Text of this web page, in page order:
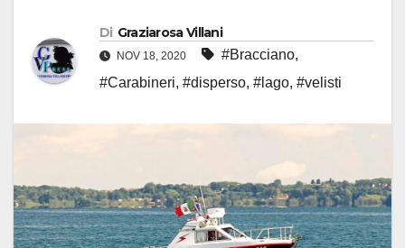
Di Graziarosa Villani
NOV 18, 2020 #Bracciano,
#Carabineri, #disperso, #lago, #velisti